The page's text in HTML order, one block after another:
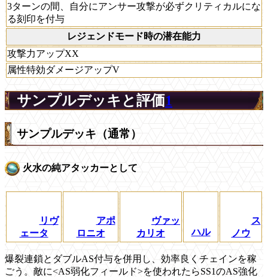
3ターンの間、自分にアンサー攻撃が必ずクリティカルにな
る刻印を付与
レジェンドモード時の潜在能力
攻撃力アップXX
属性特効ダメージアップV
サンプルデッキと評価1
サンプルデッキ（通常）
火水の純アタッカーとして
リヴ
ェータ
アポ
ロニオ
ヴァッ
カリオ
ハル
ス
ノウ
爆裂連鎖とダブルAS付与を併用し、効率良くチェインを稼
ごう。敵に<AS弱化フィールド>を使われたらSS1のAS強化